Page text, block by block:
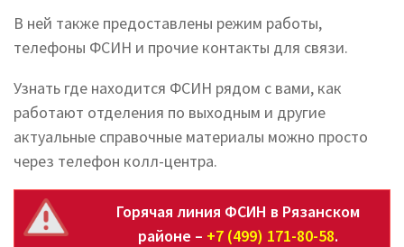
В ней также предоставлены режим работы,
телефоны ФСИН и прочие контакты для связи.
Узнать где находится ФСИН рядом с вами, как
работают отделения по выходным и другие
актуальные справочные материалы можно просто
через телефон колл-центра.
Горячая линия ФСИН в Рязанском
районе – +7 (499) 171-80-58.